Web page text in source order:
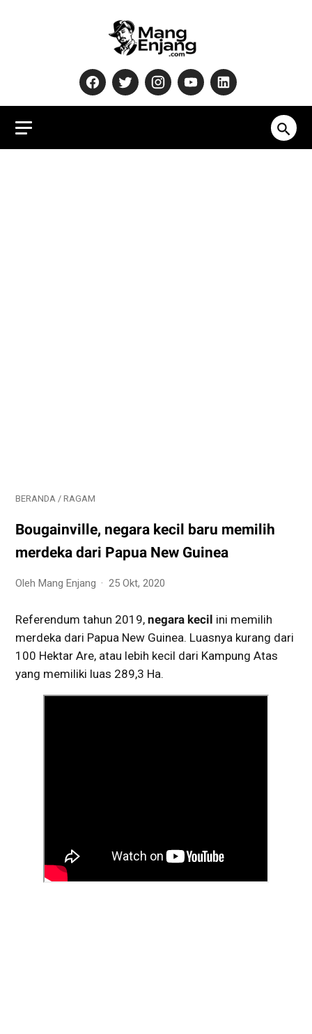
BERANDA / RAGAM
Bougainville, negara kecil baru memilih
merdeka dari Papua New Guinea
Oleh Mang Enjang 25 Okt, 2020
Referendum tahun 2019, negara kecil ini memilih
merdeka dari Papua New Guinea. Luasnya kurang dari
100 Hektar Are, atau lebih kecil dari Kampung Atas
yang memiliki luas 289,3 Ha.